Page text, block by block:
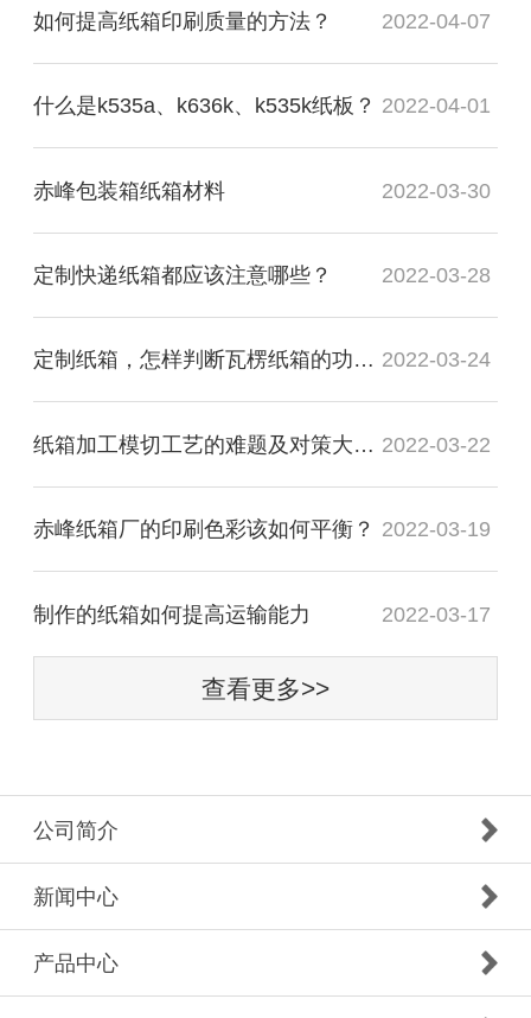
如何提高纸箱印刷质量的方法？ 2022-04-07
什么是k535a、k636k、k535k纸板？ 2022-04-01
赤峰包装箱纸箱材料 2022-03-30
定制快递纸箱都应该注意哪些？ 2022-03-28
定制纸箱，怎样判断瓦楞纸箱的功能质量是否合格？ 2022-03-24
纸箱加工模切工艺的难题及对策大盘点 2022-03-22
赤峰纸箱厂的印刷色彩该如何平衡？ 2022-03-19
制作的纸箱如何提高运输能力 2022-03-17
查看更多>>
公司简介
新闻中心
产品中心